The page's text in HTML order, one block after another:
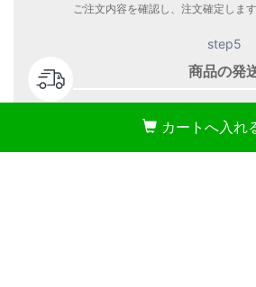
カートへ入れ
ご注文内容を確認し、注文確定します
step5
商品の発
商品到着をお待ち下さい。
株式会社 WEED
〒108-0075 東京都港区港南4-1-10 リ